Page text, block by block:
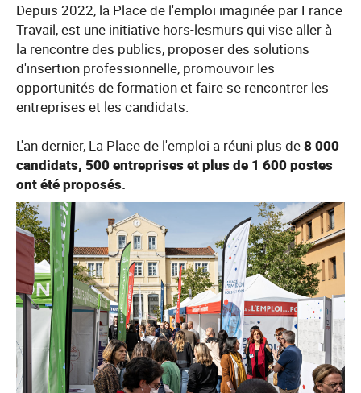
Depuis 2022, la Place de l'emploi imaginée par France
Travail, est une initiative hors-les­murs qui vise aller à
la rencontre des publics, proposer des solutions
d'insertion professionnelle, promouvoir les
opportunités de formation et faire se rencontrer les
entreprises et les candidats.
L'an dernier, La Place de l'emploi a réuni plus de8 000
candidats, 500 entreprises et plus de 1 600 postes
ont été proposés.